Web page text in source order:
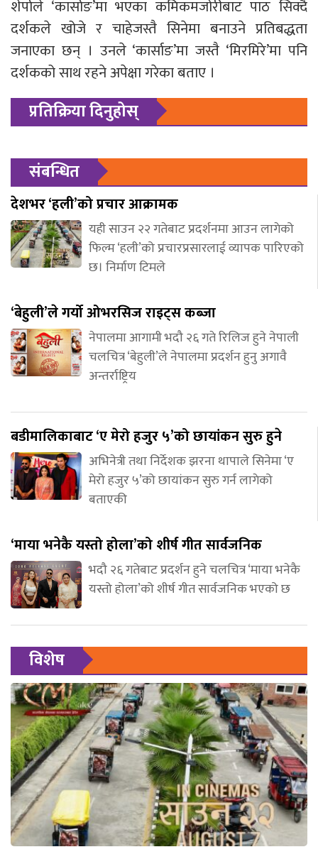
शेर्पाले ‘कार्साङ’मा भएका कमिकमजोरीबाट पाठ सिक्दै
दर्शकले खोजे र चाहेजस्तै सिनेमा बनाउने प्रतिबद्धता
जनाएका छन् । उनले ‘कार्साङ’मा जस्तै ‘मिरमिरे’मा पनि
दर्शकको साथ रहने अपेक्षा गरेका बताए ।
प्रतिक्रिया दिनुहोस्
संबन्धित
देशभर ‘हली’को प्रचार आक्रामक
यही साउन २२ गतेबाट प्रदर्शनमा आउन लागेको
फिल्म ‘हली’को प्रचारप्रसारलाई व्यापक पारिएको
छ। निर्माण टिमले
‘बेहुली’ले गर्यो ओभरसिज राइट्स कब्जा
नेपालमा आगामी भदौ २६ गते रिलिज हुने नेपाली
चलचित्र ‘बेहुली’ले नेपालमा प्रदर्शन हुनु अगावै
अन्तर्राष्ट्रिय
बडीमालिकाबाट ‘ए मेरो हजुर ५’को छायांकन सुरु हुने
अभिनेत्री तथा निर्देशक झरना थापाले सिनेमा ‘ए
मेरो हजुर ५’को छायांकन सुरु गर्न लागेको
बताएकी
‘माया भनेकै यस्तो होला’को शीर्ष गीत सार्वजनिक
भदौ २६ गतेबाट प्रदर्शन हुने चलचित्र ‘माया भनेकै
यस्तो होला’को शीर्ष गीत सार्वजनिक भएको छ
विशेष